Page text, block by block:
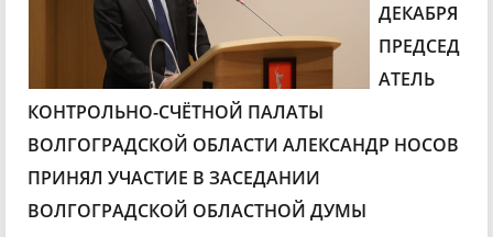
ДЕКАБРЯ
ПРЕДСЕД
АТЕЛЬ
КОНТРОЛЬНО-СЧЁТНОЙ ПАЛАТЫ
ВОЛГОГРАДСКОЙ ОБЛАСТИ АЛЕКСАНДР НОСОВ
ПРИНЯЛ УЧАСТИЕ В ЗАСЕДАНИИ
ВОЛГОГРАДСКОЙ ОБЛАСТНОЙ ДУМЫ